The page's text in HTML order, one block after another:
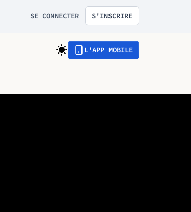
SE CONNECTER S'INSCRIRE
L'APP MOBILE